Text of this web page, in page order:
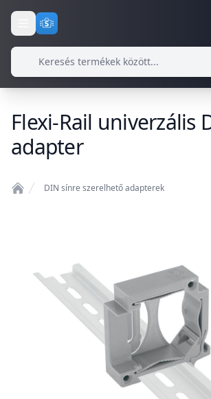
Flexi-Rail univerzális
adapter
DIN sínre szerelhető adapterek